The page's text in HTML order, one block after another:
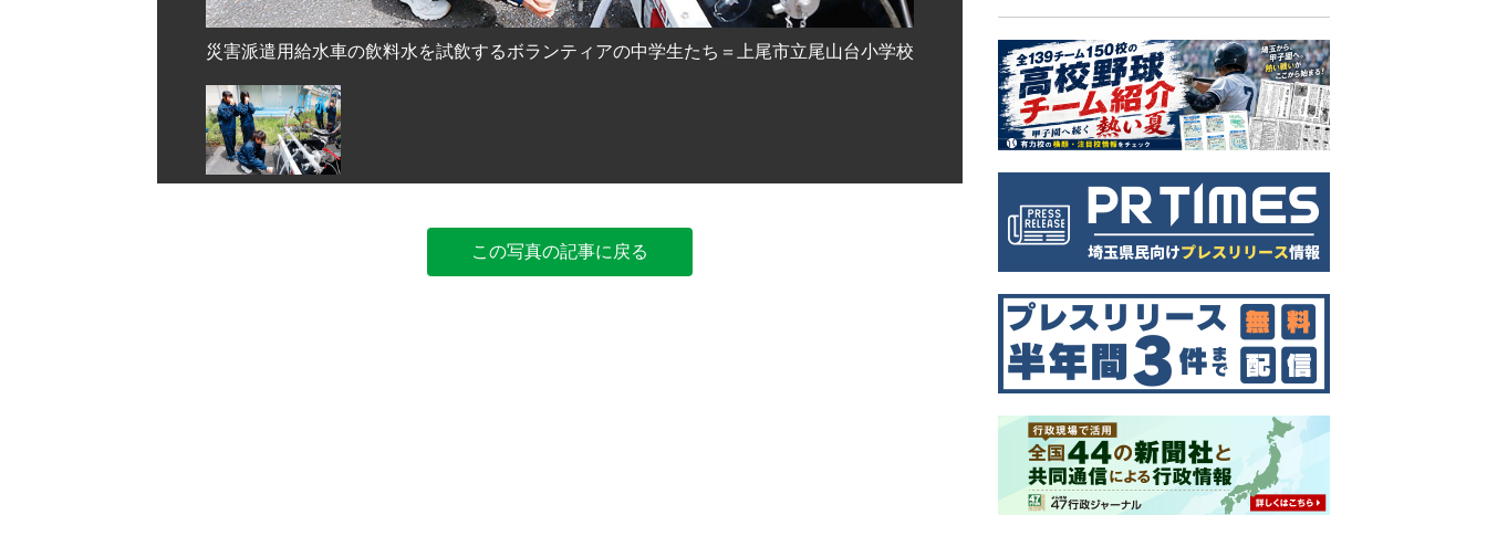
災害派遣用給水車の飲料水を試飲するボランティアの中学生たち＝上尾市立尾山台小学校 災害派遣用給水車の飲料水を試飲するボランティアの中学生たち＝上
この写真の記事に戻る